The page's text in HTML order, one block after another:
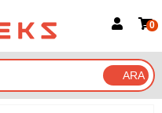
Google İle Bağlan
0